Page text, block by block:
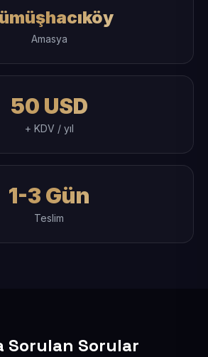
Amasya
50 USD
+ KDV / yıl
1-3 Gün
Teslim
Sorulan Sorular